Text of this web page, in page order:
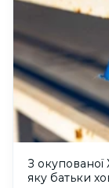
З
яку батьки